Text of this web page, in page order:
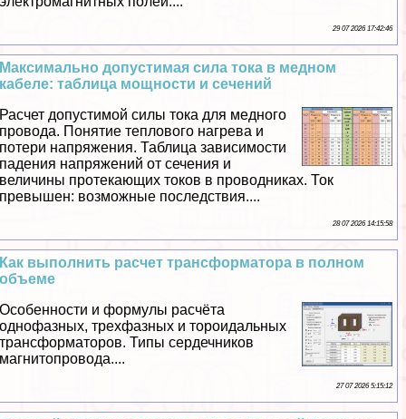
29 07 2026 17:42:46
Максимально допустимая сила тока в медном
кабеле: таблица мощности и сечений
Расчет допустимой силы тока для медного
провода. Понятие теплового нагрева и
потери напряжения. Таблица зависимости
падения напряжений от сечения и
величины протекающих токов в проводниках. Ток
превышен: возможные последствия....
28 07 2026 14:15:58
Как выполнить расчет трaнcформатора в полном
объеме
Особенности и формулы расчёта
однофазных, трехфазных и тороидальных
трaнcформаторов. Типы сердечников
магнитопровода....
27 07 2026 5:15:12